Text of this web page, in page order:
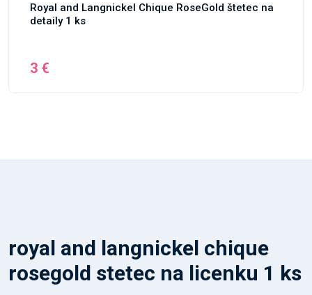
Royal and Langnickel Chique RoseGold štetec na
detaily 1 ks
3 €
royal and langnickel chique
rosegold stetec na licenku 1 ks